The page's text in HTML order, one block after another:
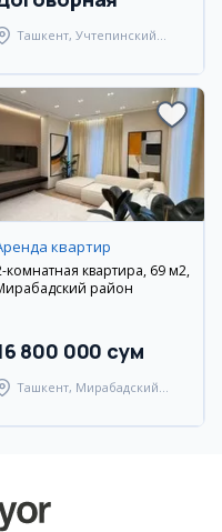
Ташкент, Учтепинский
квартир
комнатная квартира, 69 м2,
район
800 000 сум
Ташкент, Мирабадский